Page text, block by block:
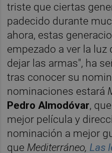
triste que ciertas
padecido durante
ahora, estas
empezado a ver la luz
dejar las armas", ha
tras conocer su
nominaciones estará
Pedro Almodóvar,
mejor película y
nominación a mejor
que Mediterráneo,Las